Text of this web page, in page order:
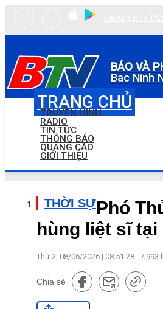
BÁO VÀ
Bac Ninh
TRANG CHỦ
TRUYỀN HÌNH
RADIO
TIN TỨC
THÔNG BÁO
QUẢNG CÁO
GIỚI THIỆU
THỜI SỰPhó
hùng liệt sĩ
Thứ 2, 08/06/2026 | 08:51:28 7,993
Chia sẻ